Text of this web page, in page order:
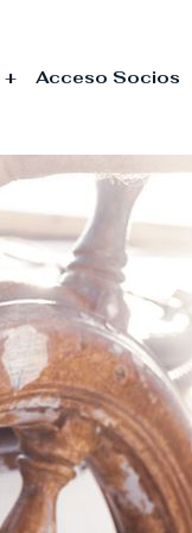
+ Acceso Socios